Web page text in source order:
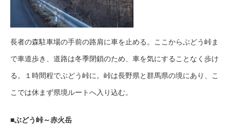
長者の森駐車場の手前の路肩に車を止める。ここからぶどう峠ま
で車道歩き、道路は冬季閉鎖のため、車を気にすることなく歩け
る。１時間程でぶどう峠に。峠は長野県と群馬県の境にあり、こ
こでは休まず県境ルートへ入り込む。
■ぶどう峠～赤火岳